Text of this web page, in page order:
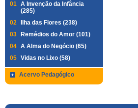
01 A Invenção da Infância
(285)
02
Ilha das Flores (238)
03
Remédios do Amor (101)
04 A Alma do Negócio (65)
05 Vidas no Lixo (58)
Acervo Pedagógico